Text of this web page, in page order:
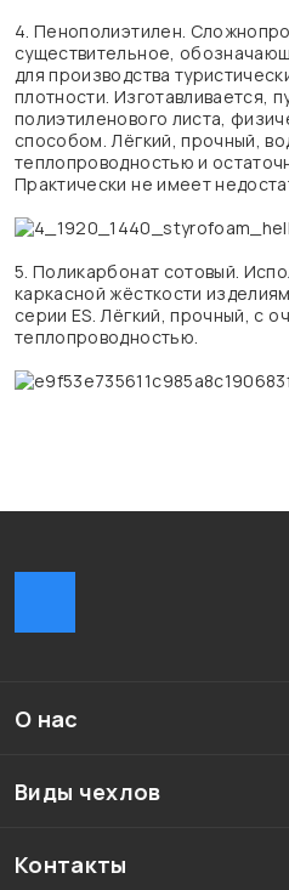
4. Пенополиэтилен.
существительное,
для производства
плотности. Изготавливается,
полиэтиленового листа,
способом. Лёгкий, прочный,
теплопроводностью и
Практически не имеет
5. Поликарбонат сотовый.
каркасной жёсткости
серии ES. Лёгкий, прочный, с
теплопроводностью.
О нас
Виды чехлов
Контакты